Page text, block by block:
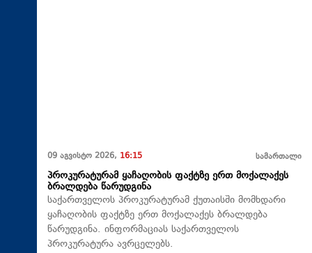
09 აგვისტო 2026, 16:15 სამართალი
პროკურატურამ ყაჩაღობის ფაქტზე ერთ მოქალაქეს
ბრალდება წარუდგინა
საქართველოს პროკურატურამ ქუთაისში მომხდარი
ყაჩაღობის ფაქტზე ერთ მოქალაქეს ბრალდება
წარუდგინა. ინფორმაციას საქართველოს
პროკურატურა ავრცელებს.